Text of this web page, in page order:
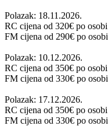
Polazak: 18.11.2026.
RC cijena od 320€ po osobi
FM cijena od 290€ po osobi
Polazak: 10.12.2026.
RC cijena od 350€ po osobi
FM cijena od 330€ po osobi
Polazak: 17.12.2026.
RC cijena od 350€ po osobi
FM cijena od 330€ po osobi